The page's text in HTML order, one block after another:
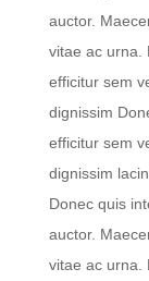
auctor.
vitae ac urna.
efficitur sem
dignissim
efficitur sem
dignissim
Donec quis
auctor.
vitae ac urna.